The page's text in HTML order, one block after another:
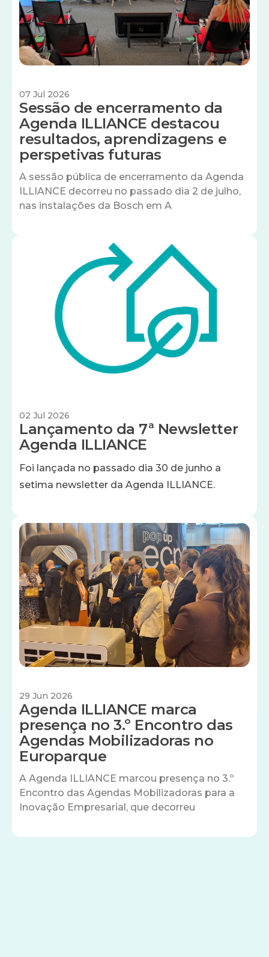
07 Jul 2026
Sessão de encerramento da
Agenda ILLIANCE destacou
resultados, aprendizagens e
perspetivas futuras
A sessão pública de encerramento da Agenda
ILLIANCE decorreu no passado dia 2 de julho,
nas instalações da Bosch em A
02 Jul 2026
Lançamento da 7ª Newsletter
Agenda ILLIANCE
Foi lançada no passado dia 30 de junho a
setima newsletter da Agenda ILLIANCE.
Imagem
29 Jun 2026
Agenda ILLIANCE marca
presença no 3.º Encontro das
Agendas Mobilizadoras no
Europarque
A Agenda ILLIANCE marcou presença no 3.º
Encontro das Agendas Mobilizadoras para a
Inovação Empresarial, que decorreu